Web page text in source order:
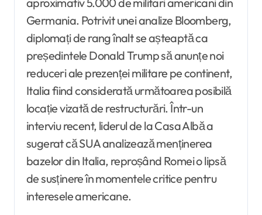
Germania. Potrivit unei analize Bloomberg,
diplomați de rang înalt se așteaptă ca
președintele Donald Trump să anunțe noi
reduceri ale prezenței militare pe continent,
Italia fiind considerată următoarea posibilă
locație vizată de restructurări. Într-un
interviu recent, liderul de la Casa Albă a
sugerat că SUA analizează menținerea
bazelor din Italia, reproșând Romei o lipsă
de susținere în momentele critice pentru
interesele americane.